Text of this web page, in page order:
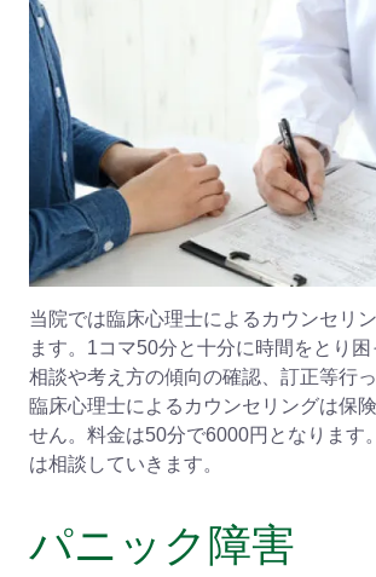
当院では臨床心理士によるカウンセリ
ます。1コマ50分と十分に時間をとり
相談や考え方の傾向の確認、訂正等行っ
臨床心理士によるカウンセリングは保
せん。料金は50分で6000円となります
は相談していきます。
パニック障害